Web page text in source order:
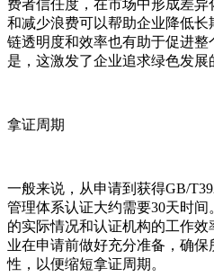
费者信任度，在市场中形成差
和减少浪费可以帮助企业降低
链透明度和效率也有助于促进
是，这激发了企业追求绿色发展
拿证周期
一般来说，从申请到获得GB/
管理体系认证大约需要30天时
的实际情况和认证机构的工作
业在申请前做好充分准备，确
性，以便缩短拿证周期。